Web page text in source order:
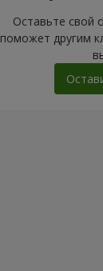
Оставьте свой
поможет другим